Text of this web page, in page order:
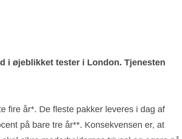
i øjeblikket tester i London. Tjenesten
fire år*. De fleste pakker leveres i dag af
på bare tre år**. Konsekvensen er, at